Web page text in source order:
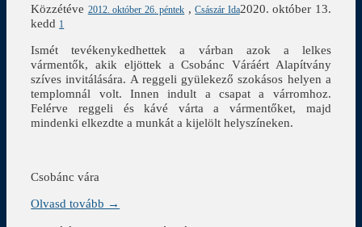
Közzétéve 2012. október 26. péntek ,Császár Ida2020. október 13.
kedd 1
Ismét tevékenykedhettek a várban azok a lelkes
vármentők, akik eljöttek a Csobánc Váráért Alapítvány
szíves invitálására. A reggeli gyülekező szokásos helyen a
templomnál volt. Innen indult a csapat a várromhoz.
Felérve reggeli és kávé várta a vármentőket, majd
mindenki elkezdte a munkát a kijelölt helyszíneken.
Csobánc vára
Olvasd tovább →